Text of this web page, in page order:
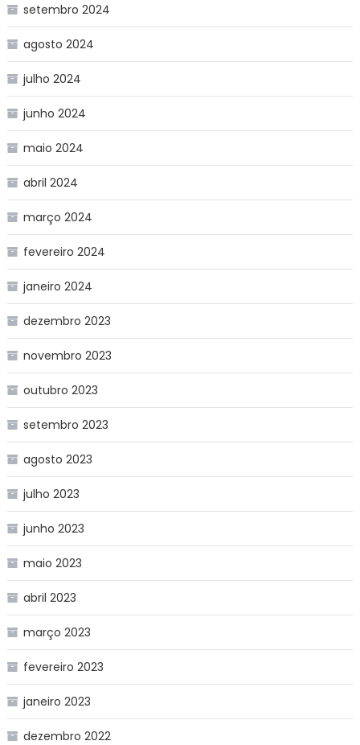
setembro 2024
agosto 2024
julho 2024
junho 2024
maio 2024
abril 2024
março 2024
fevereiro 2024
janeiro 2024
dezembro 2023
novembro 2023
outubro 2023
setembro 2023
agosto 2023
julho 2023
junho 2023
maio 2023
abril 2023
março 2023
fevereiro 2023
janeiro 2023
dezembro 2022